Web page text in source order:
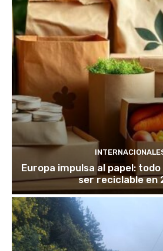
Europa impulsa al papel:
ser reciclable en